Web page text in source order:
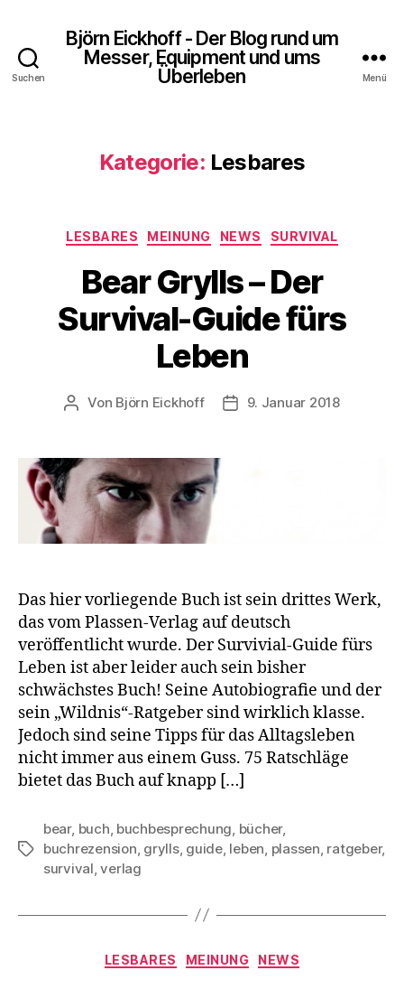
Suchen
Björn Eickhoff - Der Blog rund um
Messer, Equipment und ums
Überleben
Menü
Kategorie: Lesbares
Kategorien
LESBARES MEINUNG NEWS SURVIVAL
Bear Grylls – Der
Survival-Guide fürs
Leben
Beitragsautor
Von Björn Eickhoff Veröffentlichungsdatum
9. Januar 2018
Das hier vorliegende Buch ist sein drittes Werk,
das vom Plassen-Verlag auf deutsch
veröffentlicht wurde. Der Survivial-Guide fürs
Leben ist aber leider auch sein bisher
schwächstes Buch! Seine Autobiografie und der
sein „Wildnis“-Ratgeber sind wirklich klasse.
Jedoch sind seine Tipps für das Alltagsleben
nicht immer aus einem Guss. 75 Ratschläge
bietet das Buch auf knapp […]
Schlagwörter
bear, buch buchbesprechung bücher,
buchrezension grylls, guide, leben plassen ratgeber,
survival ,verlag
Kategorien
LESBARES MEINUNG NEWS